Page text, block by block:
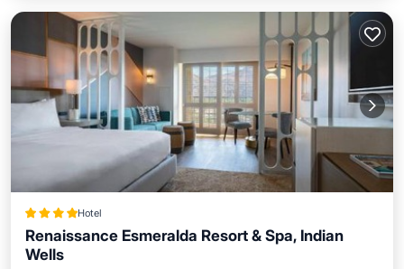
Hotel
Renaissance Esmeralda Resort & Spa, Indian
Wells